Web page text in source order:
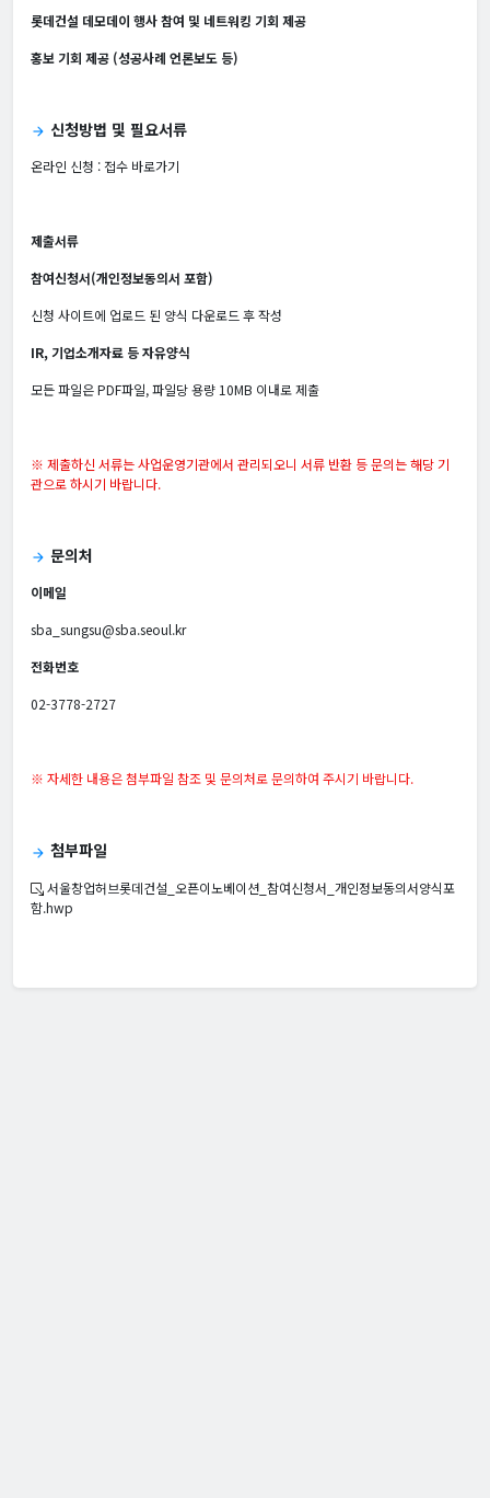
롯데건설 데모데이 행사 참여 및 네트워킹 기회 제공
홍보 기회 제공 (성공사례 언론보도 등)
arrow_forward 신청방법 및 필요서류
온라인 신청 :접수 바로가기
제출서류
참여신청서(개인정보동의서 포함)
신청 사이트에 업로드 된 양식 다운로드 후 작성
IR, 기업소개자료 등 자유양식
모든 파일은 PDF파일, 파일당 용량 10MB 이내로 제출
※ 제출하신 서류는 사업운영기관에서 관리되오니 서류 반환 등 문의는 해당 기
관으로 하시기 바랍니다.
arrow_forward 문의처
이메일
sba_sungsu@sba.seoul.kr
전화번호
02-3778-2727
※ 자세한 내용은 첨부파일 참조 및 문의처로 문의하여 주시기 바랍니다.
arrow_forward 첨부파일
서울창업허브롯데건설_오픈이노베이션_참여신청서_개인정보동의서양식포
함.hwp